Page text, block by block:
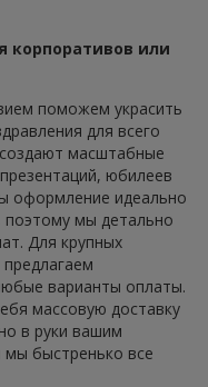
корпоративов или
поможем украсить
для всего
масштабные
юбилеев
оформление идеально
мы детально
Для крупных
варианты оплаты.
массовую доставку
в руки вашим
быстренько все